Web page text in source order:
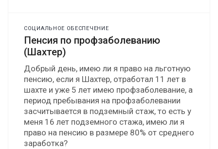
СОЦИАЛЬНОЕ ОБЕСПЕЧЕНИЕ
Пенсия по профзаболеванию
(Шахтер)
Добрый день, имею ли я право на льготную
пенсию, если я Шахтер, отработал 11 лет в
шахте и уже 5 лет имею профзаболевание, а
период пребывания на профзаболевании
засчитывается в подземный стаж, то есть у
меня 16 лет подземного стажа, имею ли я
право на пенсию в размере 80% от среднего
заработка?